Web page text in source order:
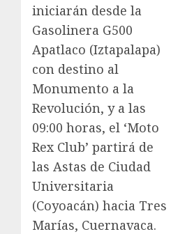
iniciarán desde la
Gasolinera G500
Apatlaco (Iztapalapa)
con destino al
Monumento a la
Revolución, y a las
09:00 horas, el ‘Moto
Rex Club’ partirá de
las Astas de Ciudad
Universitaria
(Coyoacán) hacia Tres
Marías, Cuernavaca.